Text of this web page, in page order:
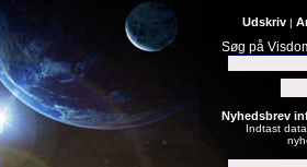
Udskriv |
Søg på
Nyhedsbrev
Indtast